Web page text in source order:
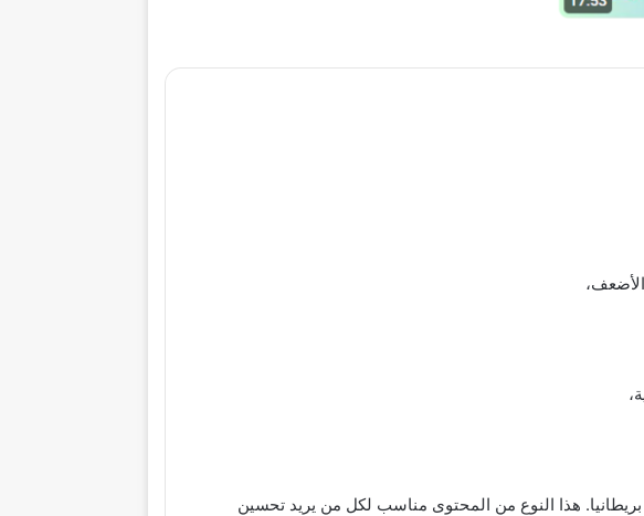
هذا النوع من المحتوى مناسب لكل من يريد تحسين